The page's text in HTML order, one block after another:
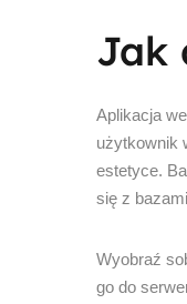
Jak
Aplikacja
użytkownik
estetyce.
się z
Wyobraź
go do